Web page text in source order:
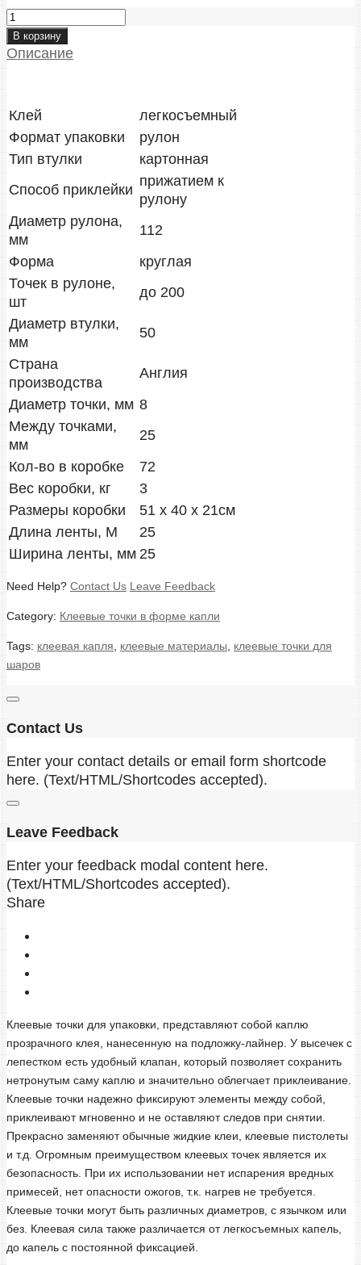
Клеевые
точки
легкосъемные
в
200
шт
quantity
В корзину
Описание
Клей
легкосъемный
Формат упаковки
рулон
Тип втулки
картонная
Способ приклейки
прижатием к
рулону
Диаметр рулона,
мм
112
Форма
круглая
Точек в рулоне,
шт
до 200
Диаметр втулки,
мм
50
Страна
производства
Англия
Диаметр точки, мм 8
Между точками,
мм
25
Кол-во в коробке
72
Вес коробки, кг
3
Размеры коробки
51 х 40 х 21см
Длина ленты, М
25
Ширина ленты, мм 25
Need Help? Contact Us Leave Feedback
Category: Клеевые точки в форме капли
Tags: клеевая капля клеевые материалы
клеевые точки для
шаров
Contact Us
Enter your contact details or email form shortcode
here. (Text/HTML/Shortcodes accepted).
Leave Feedback
Enter your feedback modal content here.
(Text/HTML/Shortcodes accepted).
Share
Клеевые точки для упаковки, представляют собой каплю
прозрачного клея, нанесенную на подложку-лайнер. У высечек с
лепестком есть удобный клапан, который позволяет сохранить
нетронутым саму каплю и значительно облегчает приклеивание.
Клеевые точки надежно фиксируют элементы между собой,
приклеивают мгновенно и не оставляют следов при снятии.
Прекрасно заменяют обычные жидкие клеи, клеевые пистолеты
и т.д. Огромным преимуществом клеевых точек является их
безопасность. При их использовании нет испарения вредных
примесей, нет опасности ожогов, т.к. нагрев не требуется.
Клеевые точки могут быть различных диаметров, с язычком или
без. Клеевая сила также различается от легкосъемных капель,
до капель с постоянной фиксацией.